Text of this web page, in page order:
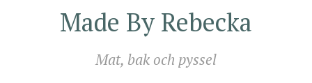
Made By Rebecka
Mat, bak och pyssel